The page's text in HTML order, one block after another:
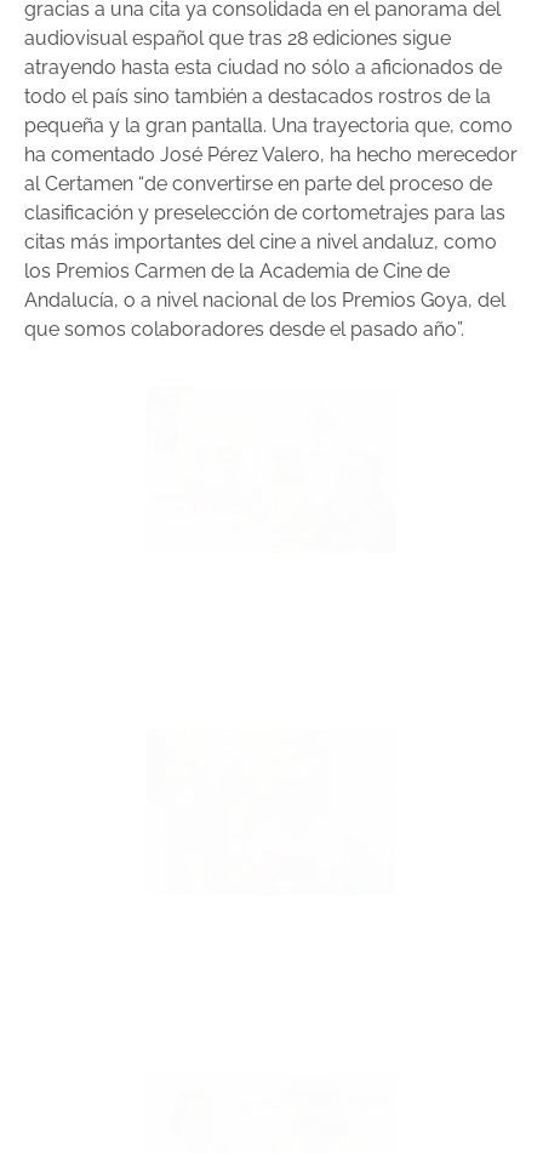
gracias a una cita ya consolidada en el panorama del
audiovisual español que tras 28 ediciones sigue
atrayendo hasta esta ciudad no sólo a aficionados de
todo el país sino también a destacados rostros de la
pequeña y la gran pantalla. Una trayectoria que, como
ha comentado José Pérez Valero, ha hecho merecedor
al Certamen “de convertirse en parte del proceso de
clasificación y preselección de cortometrajes para las
citas más importantes del cine a nivel andaluz, como
los Premios Carmen de la Academia de Cine de
Andalucía, o a nivel nacional de los Premios Goya, del
que somos colaboradores desde el pasado año”.